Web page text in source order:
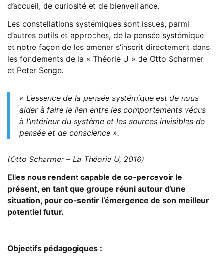
d’accueil, de curiosité et de bienveillance.
Les constellations systémiques sont issues, parmi
d’autres outils et approches, de la pensée systémique
et notre façon de les amener s’inscrit directement dans
les fondements de la « Théorie U » de Otto Scharmer
et Peter Senge.
« L’essence de la pensée systémique est de nous
aider à faire le lien entre les comportements vécus
à l’intérieur du système et les sources invisibles de
pensée et de conscience ».
(Otto Scharmer – La Théorie U, 2016)
Elles nous rendent capable de co-percevoir le
présent, en tant que groupe réuni autour d’une
situation, pour co-sentir l’émergence de son meilleur
potentiel futur.
Objectifs pédagogiques :